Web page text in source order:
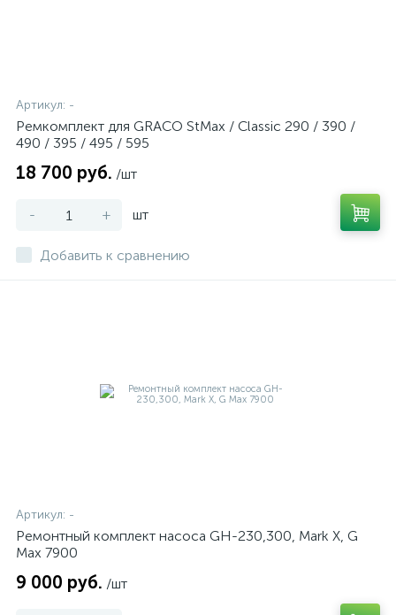
Артикул: -
Ремкомплект для GRACO StMax / Classic 290 / 390 /
490 / 395 / 495 / 595
18 700 руб. /шт
- + шт
Добавить к сравнению
Артикул: -
Ремонтный комплект насоса GH-230,300, Mark X, G
Max 7900
9 000 руб. /шт